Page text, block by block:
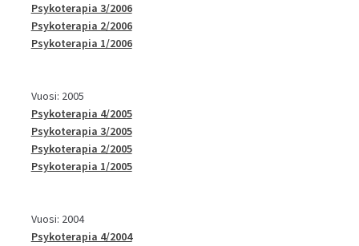
Psykoterapia 3/2006
Psykoterapia 2/2006
Psykoterapia 1/2006
Vuosi: 2005
Psykoterapia 4/2005
Psykoterapia 3/2005
Psykoterapia 2/2005
Psykoterapia 1/2005
Vuosi: 2004
Psykoterapia 4/2004